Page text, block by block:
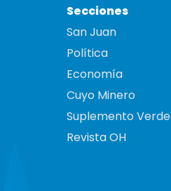
Secciones
San Juan
Política
Economía
Cuyo Minero
Suplemento Verde
Revista OH